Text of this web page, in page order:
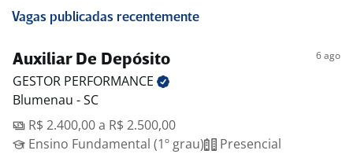
Vagas publicadas recentemente
Auxiliar De Depósito 6 ago
GESTOR PERFORMANCE
Blumenau - SC
R$ 2.400,00 a R$ 2.500,00
Ensino Fundamental (1º grau)
Presencial